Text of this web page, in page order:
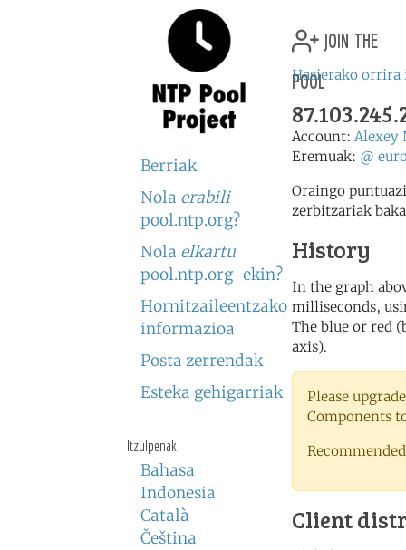
Berriak
Nola erabili
pool.ntp.org?
Nola elkartu
pool.ntp.org-ekin?
Hornitzaileentzako
informazioa
Posta zerrendak
Esteka gehigarriak
Itzulpenak
Bahasa
Indonesia
Català
Čeština
join the
pool
Hasierako
Account: Alexey
Eremuak: @
Oraingo
zerbitzariak
History
In the graph
milliseconds,
The blue or red
axis).
Please
Components
Client